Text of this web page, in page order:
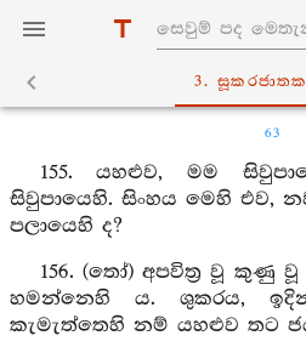
3.
63
155. යහළුව, මම
සිවුපායෙහි. සිංහය මෙහි එව,
පලායෙහි ද?
156. (තෝ) අපවිත්‍ර වූ කුණු
හමන්නෙහි ය. ශුකරය,
කැමැත්තෙහි නම් යහළුව තට